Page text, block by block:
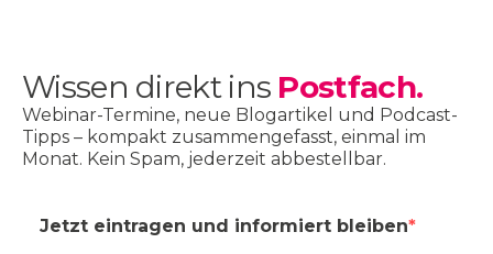
Wissen direkt ins Postfach.
Webinar-Termine, neue Blogartikel und Podcast-
Tipps – kompakt zusammengefasst, einmal im
Monat. Kein Spam, jederzeit abbestellbar.
Jetzt eintragen und informiert bleiben